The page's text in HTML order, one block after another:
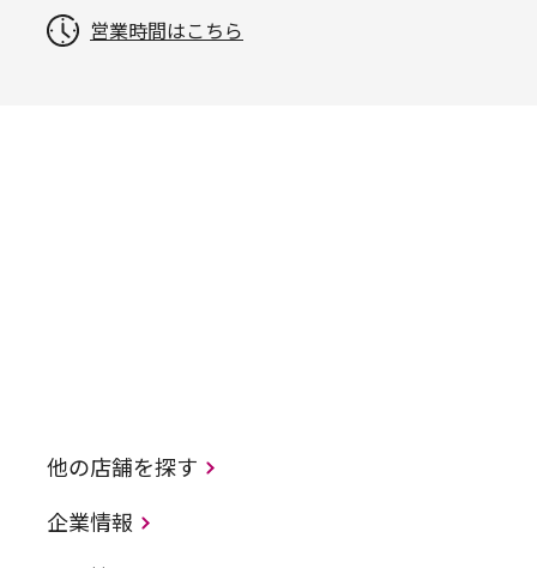
営業時間はこちら
他の店舗を探す
企業情報